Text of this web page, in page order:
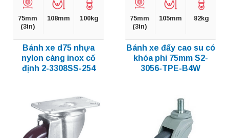
75mm
(3in)
108mm 100kg
Bánh xe d75 nhựa
nylon càng inox cố
định 2-3308SS-254
75mm
(3in)
105mm 82kg
Bánh xe đẩy cao su có
khóa phi 75mm S2-
3056-TPE-B4W